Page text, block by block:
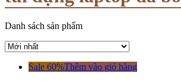
Danh sách sản phẩm
Sale 60%Thêm vào giỏ hàng